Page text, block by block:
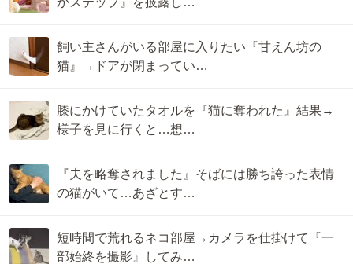
飼い主さんがいる部屋に入りたい『甘えん坊の
猫』→ドアが閉まってい…
膝にかけていたタオルを『猫に奪われた』結果→
様子を見に行くと…想…
『夫を略奪されました』そばには勝ち誇った表情
の猫がいて…あざとす…
短時間で荒れるネコ部屋→カメラを仕掛けて『一
部始終を撮影』してみ…